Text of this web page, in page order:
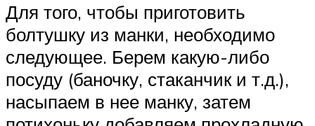
Для того, чтобы приготовить
болтушку из манки, необходимо
следующее. Берем какую-либо
посуду (баночку, стаканчик и т.д.),
насыпаем в нее манку, затем